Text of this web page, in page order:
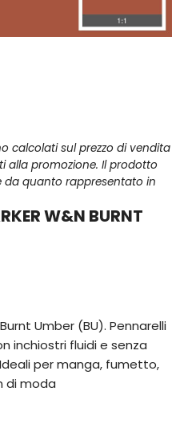
calcolati sul prezzo di vendita
alla promozione. Il prodotto
da quanto rappresentato in
W&N BURNT
Umber (BU). Pennarelli
inchiostri fluidi e senza
per manga, fumetto,
di moda